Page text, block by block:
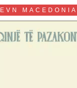
EVN MACEDONIA